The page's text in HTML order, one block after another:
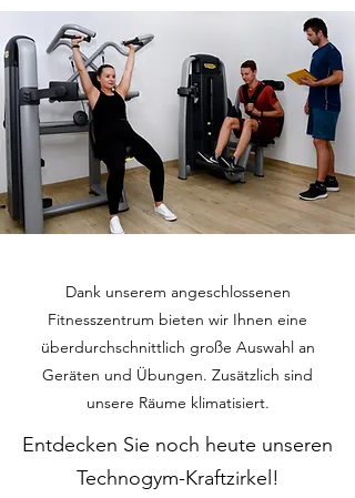
Dank unserem angeschlossenen
Fitnesszentrum bieten wir Ihnen eine
überdurchschnittlich große Auswahl an
Geräten und Übungen. Zusätzlich sind
unsere Räume klimatisiert.
Entdecken Sie noch heute unseren
Technogym-Kraftzirkel!